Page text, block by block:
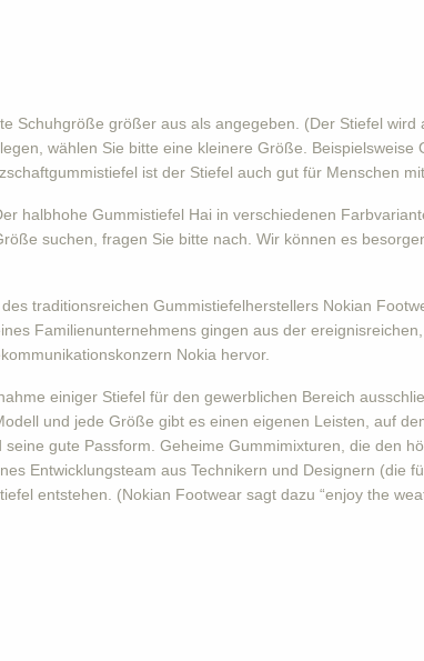
Schuhgröße größer aus als angegeben. (Der Stiefel
wählen Sie bitte eine kleinere Größe.
ist der Stiefel auch gut für Menschen
halbhohe Gummistiefel Hai in verschiedenen
suchen, fragen Sie bitte nach. Wir können es
traditionsreichen Gummistiefelherstellers Nokian
Familienunternehmens gingen aus der
Nokia hervor.
einiger Stiefel für den gewerblichen Bereich
und jede Größe gibt es einen eigenen Leisten, auf
gute Passform. Geheime Gummimixturen, die den
Entwicklungsteam aus Technikern und Designern (die
entstehen. (Nokian Footwear sagt dazu “enjoy the